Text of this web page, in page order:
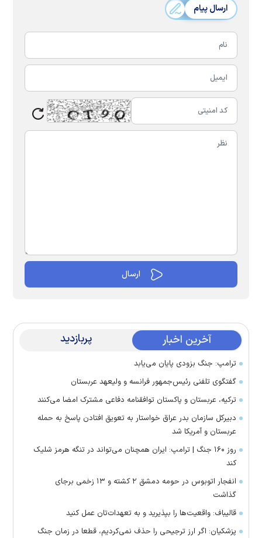
ارسال پیام
آخرین اخبار پربازدید
ترامپ: جنگ بزودی پایان می‌یابد
گفتگوی تلفنی رئیس‌جمهور فرانسه و ولیعهد عربستان
ترکیه، عربستان و پاکستان توافقنامه دفاعی مشترک امضا می‌کنند
دبیرکل سازمان بدر عراق خواستار به تعویق افتادن پاسخ به حمله
عربستان و آمریکا شد
روز ۱۶۰ جنگ | ترامپ: ایران همچنان می‌تواند در تنگه هرمز شلیک
کند
انفجار اتوبوس در حومه دمشق ۲ کشته و ۱۳ زخمی برجای
گذاشت
قالیباف: واقعیت‌ها را بپذیرید و به تعهدات‌تان عمل کنید
پزشکیان: اگر ارز ترجیحی را حذف نمی‌کردیم، قطعا در زمان جنگ